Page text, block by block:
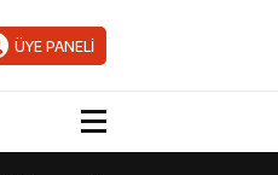
ÜYE PANELİ